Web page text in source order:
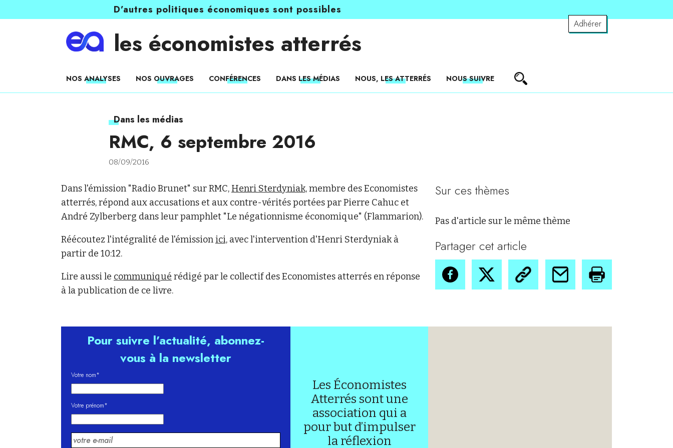
D’autres politiques économiques sont possibles
Adhérer
les économistes atterrés
NOS ANALYSES NOS OUVRAGES CONFÉRENCES DANS LES MÉDIAS NOUS, LES ATTERRÉS NOUS SUIVRE
Dans les médias
RMC, 6 septembre 2016
08/09/2016
Dans l'émission "Radio Brunet" sur RMC, Henri Sterdyniak,membre des Economistes
atterrés, répond aux accusations et aux contre-vérités portées par Pierre Cahuc et
André Zylberberg dans leur pamphlet "Le négationnisme économique" (Flammarion).
Réécoutez l'intégralité de l'émission ici, avec l'intervention d'Henri Sterdyniak à
partir de 10:12.
Lire aussi le communiqué rédigé par le collectif des Economistes atterrés en réponse
à la publication de ce livre.
Sur ces thèmes
Pas d'article sur le même thème
Partager cet article
Pour suivre l’actualité, abonnez-
vous à la newsletter
Votre nom*
Votre prénom*
Les Économistes
Atterrés sont une
association qui a
pour but d’impulser
la réflexion